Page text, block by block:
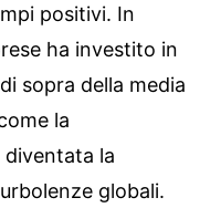
positivi. In
ha investito in
sopra della media
la
la
globali.